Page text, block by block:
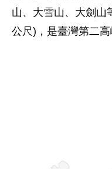
山、大雪山、大劍山
公尺)，是臺灣第二高